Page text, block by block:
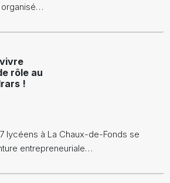
organisé…
rôle au
!
lycéens à La Chaux-de-Fonds se
entrepreneuriale…